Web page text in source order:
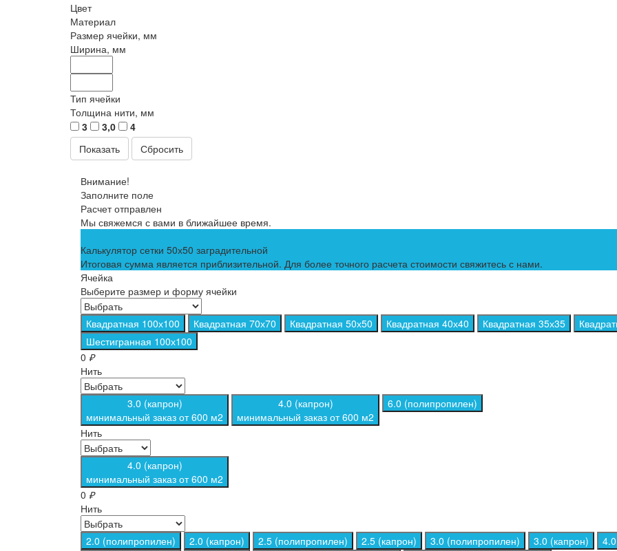
Цвет
Материал
Размер ячейки, мм
Ширина, мм
Тип ячейки
Толщина нити, мм
3
3,0
4
Сбросить
Внимание!
Заполните поле
Расчет отправлен
Мы свяжемся с вами в ближайшее время.
Калькулятор сетки 50х50 заградительной
Итоговая сумма является приблизительной. Для более точного расчета стоимости свяжитесь с нами.
Ячейка
Выберите размер и форму ячейки
Квадратная 100х100 Квадратная 70х70 Квадратная 50х50 Квадратная 40х40 Квадратная 35х35
Шестигранная 100х100
0 ₽
Нить
3.0 (капрон)
минимальный заказ от 600 м2
4.0 (капрон)
минимальный заказ от 600 м2
6.0 (полипропилен)
Нить
4.0 (капрон)
минимальный заказ от 600 м2
0 ₽
Нить
2.0 (полипропилен) 2.0 (капрон) 2.5 (полипропилен) 2.5 (капрон) 3.0 (полипропилен) 3.0 (капрон)